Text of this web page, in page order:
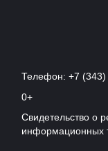
Телефон: +7 (343)
0+
Свидетельство о
информационных